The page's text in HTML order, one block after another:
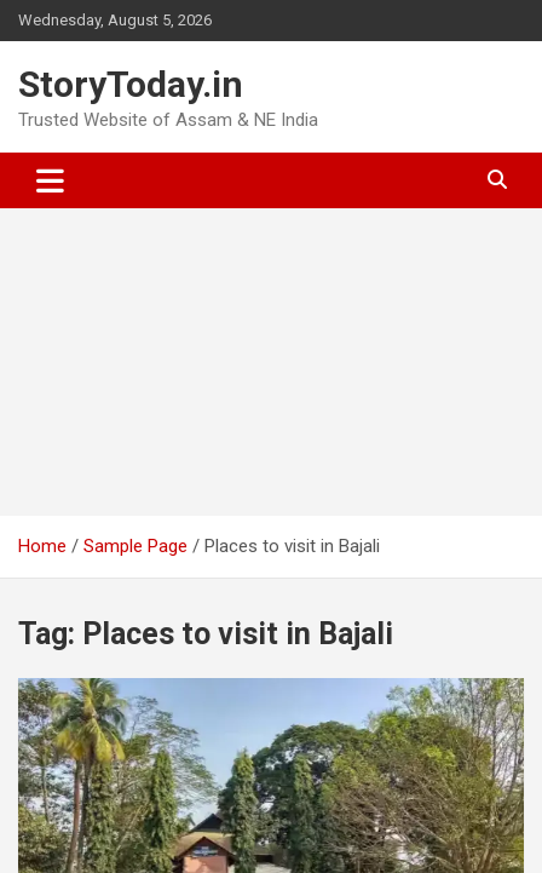
Skip
to
Wednesday, August 5, 2026
StoryToday.in
Trusted Website of Assam & NE India
Home Sample Page Places to visit in Bajali
Tag: Places to visit in Bajali